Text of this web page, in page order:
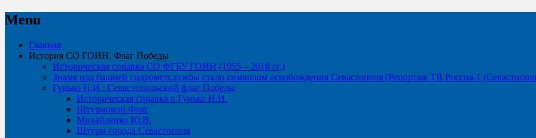
Menu
Skip
Главная
История СО ГОИН. Флаг Победы
Историческая справка СО ФГБУ ГОИН (1955 – 2018 гг.)
Знамя над башней гидрометслужбы стало символом освобождения Севастополя (Репортаж ТВ Россия-1
Гунько Н.И.: Севастопольский флаг Победы
Историческая справка о Гунько Н.И.
Штурмовой Флаг
Михайленко Ю.В.
Штурм города Севастополя